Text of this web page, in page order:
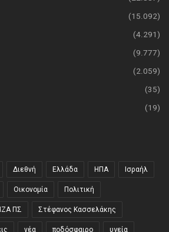
(15.092)
(4.291)
(9.777)
(2.059)
(35)
(19)
Διεθνή Ελλάδα ΗΠΑ Ισραήλ
Οικονομία Πολιτική
ΠΣ Στέφανος Κασσελάκης
νέα ποδόσφαιρο υγεία